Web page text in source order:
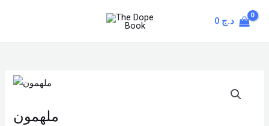
د.ج
ملهمون
ملهمون